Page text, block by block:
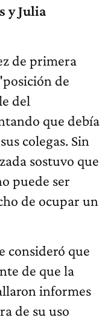
y Julia
de primera
de
del
que debía
colegas. Sin
sostuvo que
puede ser
de ocupar un
consideró que
de que la
informes
de su uso